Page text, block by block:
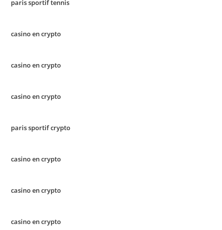
paris sportif tennis
casino en crypto
casino en crypto
casino en crypto
paris sportif crypto
casino en crypto
casino en crypto
casino en crypto